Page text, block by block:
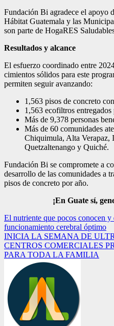
Fundación Bi agradece el apoyo
Hábitat Guatemala y las
son parte de HogaRES
Resultados y alcance
El esfuerzo coordinado entre
cimientos sólidos para este
permiten seguir avanzando:
1,563 pisos de concreto
1,563 ecofiltros entregados
Más de 9,378 personas
Más de 60 comunidades
Chiquimula, Alta Verapaz,
Quetzaltenango y Quiché.
Fundación Bi se compromete a
desarrollo de las comunidades a
pisos de concreto por año.
¡En Guate sí,
Navegación
de
entradas
El nutriente que pocos conocen
funcionamiento cerebral óptimo
INICIA LA SEMANA DE
CENTROS COMERCIALES
PARA TODA LA FAMILIA